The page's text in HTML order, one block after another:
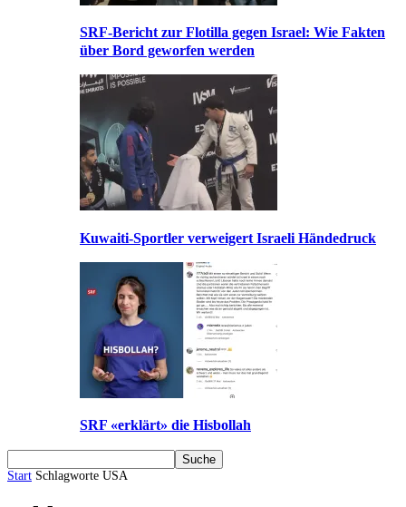
SRF-Bericht zur Flotilla gegen Israel: Wie Fakten
über Bord geworfen werden
Kuwaiti-Sportler verweigert Israeli Händedruck
SRF «erklärt» die Hisbollah
Start Schlagworte USA